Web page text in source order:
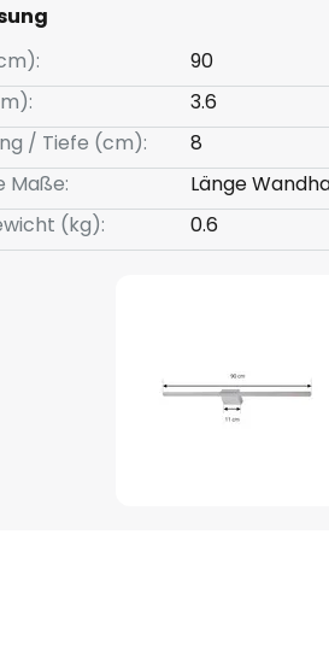
90
3.6
/ Tiefe (cm):
8
Maße:
Länge
(kg):
0.6